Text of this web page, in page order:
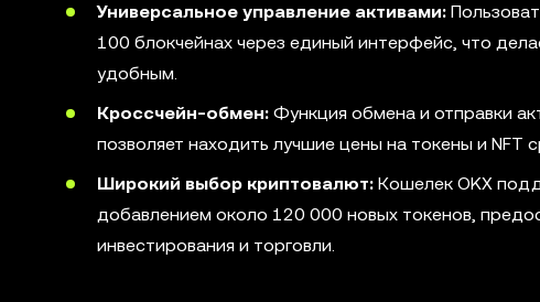
Универсальное управление активами:
100 блокчейнах через единый интерфейс, что
удобным.
Кроссчейн-обмен: Функция обмена и отправки
позволяет находить лучшие цены на токены и
Широкий выбор криптовалют: Кошелек OKX
добавлением около 120 000 новых токенов,
инвестирования и торговли.